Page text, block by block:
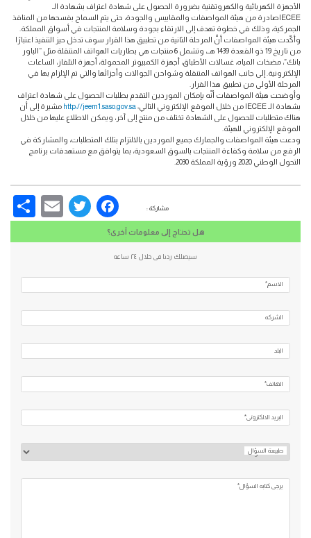
الأجهزة الكهربائية والكهروتقنية بضرورة الحصول على شهادة اعتراف بشهادة الـ
IECEEصادرة من هيئة المواصفات والمقاييس والجودة، حتى يتم السماح بفسحها من المنافذ
الجمركية، وذلك في خطوة تهدف إلى الارتقاء بجودة وسلامة المنتجات في أسواق المملكة.
وأكّدت هيئة المواصفات أنَّ المرحلة الثانية من تطبيق هذا القرار سوف تدخل حيز التنفيذ اعتبارًا
من تاريخ 19 ذو القعدة 1439 هــ، وتشمل 6 منتجات هي بطاريات الهواتف المتنقلة مثل “الباور
بانك”، مضخات المياه، غسالات الأطباق، أجهزة الكمبيوتر المحمولة، أجهزة التلفاز، الساعات
الإلكترونية. إلى جانب الهواتف المتنقلة وشواحن الجوالات وأجزائها والتي تم الإلزام بها في
المرحلة الأولى من تطبيق هذا القرار.
وأوضحت هيئة المواصفات أنّه بإمكان الموردين التقدم بطلبات الحصول على شهادة اعتراف
بشهادة الـ IECEE من خلال الموقع الإلكتروني التالي:
http://jeem1.saso.gov.saمشيرة إلى أن
هناك متطلبات للحصول على الشهادة تختلف من منتج إلى آخر، ويمكن الاطلاع عليها من خلال
الموقع الإلكتروني للهيئة.
ودعت هيئة المواصفات والجمارك جميع الموردين بالالتزام بتلك المتطلبات، والمشاركة في
الرفع من سلامة وكفاءة المنتجات بالسوق السعودية، بما يتوافق مع مستهدفات برنامج
التحول الوطني 2020 ورؤية المملكة 2030.
مشاركة : Facebook
Twitter
هل تحتاج إلى معلومات أخرى؟
سيصلك ردنا فى خلال ٢٤ ساعه
الاسم*
الشركه
الهاتف*
البريد الالكتروني*
طبيعة السؤال
يرجي كتابه السؤال*